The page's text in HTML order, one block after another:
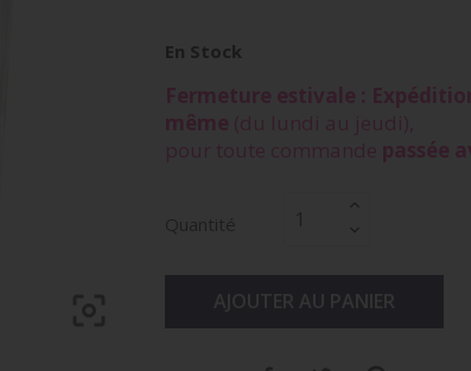
En Stock
Fermeture estivale :
même (du lundi au jeudi),
pour toute commande passée